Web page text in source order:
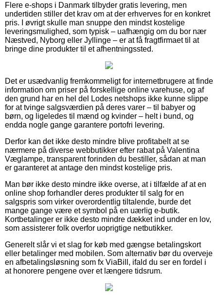
Flere e-shops i Danmark tilbyder gratis levering, men
undertiden stiller det krav om at der erhverves for en konkret
pris. I øvrigt skulle man snuppe den mindst kostelige
leveringsmulighed, som typisk – uafhængig om du bor nær
Næstved, Nyborg eller Jyllinge – er at få fragtfirmaet til at
bringe dine produkter til et afhentningssted.
Det er usædvanlig fremkommeligt for internetbrugere at finde
information om priser på forskellige online varehuse, og af
den grund har en hel del Lodes netshops ikke kunne slippe
for at tvinge salgsværdien på deres varer – til babyer og
børn, og ligeledes til mænd og kvinder – helt i bund, og
endda nogle gange garantere portofri levering.
Derfor kan det ikke desto mindre blive profitabelt at se
nærmere på diverse webbutikker efter rabat på Valentina
Væglampe, transparent forinden du bestiller, sådan at man
er garanteret at antage den mindst kostelige pris.
Man bør ikke desto mindre ikke overse, at i tilfælde af at en
online shop forhandler deres produkter til salg for en
salgspris som virker overordentlig tiltalende, burde det
mange gange være et symbol på en uærlig e-butik.
Kortbetalinger er ikke desto mindre dækket ind under en lov,
som assisterer folk overfor uoprigtige netbutikker.
Generelt slår vi et slag for køb med gængse betalingskort
eller betalinger med mobilen. Som alternativ bør du overveje
en afbetalingsløsning som fx ViaBill, ifald du ser en fordel i
at honorere pengene over et længere tidsrum.